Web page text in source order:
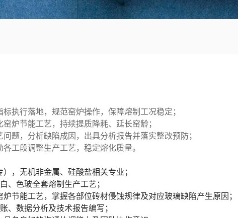
执行落地，规范窑炉操作，保障熔制工况稳定；
炉节能工艺，持续提质降耗、延长窑龄；
题，分析缺陷成因，出具分析报告并落实整改预防；
工段调整生产工艺，稳定熔化质量。
，无机非金属、硅酸盐相关专业；
、色玻全套熔制生产工艺；
节能工艺，掌握各部位砖材侵蚀规律及对应玻璃缺陷产生原因；
、数据分析及技术报告编写；